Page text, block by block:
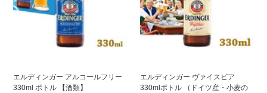
エルディンガー アルコールフリー
330ml ボトル 【酒類】
エルディンガー ヴァイスビア
330mlボトル （ドイツ産・小麦の